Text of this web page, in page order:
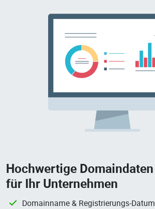
Hochwertige Domaindaten
für Ihr Unternehmen
Domainname & Registrierungs-Datum